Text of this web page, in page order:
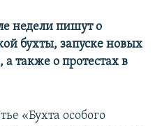
недели пишут о
бухты, запуске новых
а также о протестах в
«Бухта особого